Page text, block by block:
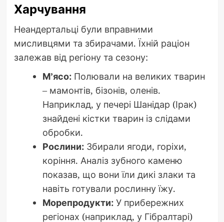
Харчування
Неандертальці були вправними
мисливцями та збирачами. Їхній раціон
залежав від регіону та сезону:
М’ясо:Полювали на великих тварин
– мамонтів, бізонів, оленів.
Наприклад, у печері Шанідар (Ірак)
знайдені кістки тварин із слідами
обробки.
Рослини:Збирали ягоди, горіхи,
коріння. Аналіз зубного каменю
показав, що вони їли дикі злаки та
навіть готували рослинну їжу.
Морепродукти:У прибережних
регіонах (наприклад, у Гібралтарі)